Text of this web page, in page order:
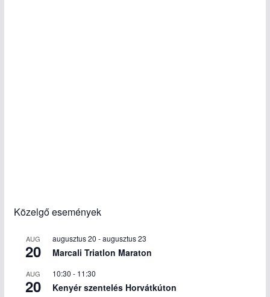
Közelgő események
AUG
20
augusztus 20 -augusztus 23
Marcali Triatlon Maraton
AUG
20
10:30 - 11:30
Kenyér szentelés Horvátkúton